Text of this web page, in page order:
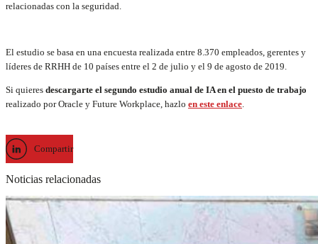
relacionadas con la seguridad.
El estudio se basa en una encuesta realizada entre 8.370 empleados, gerentes y
líderes de RRHH de 10 países entre el 2 de julio y el 9 de agosto de 2019.
Si quieres descargarte el segundo estudio anual de IA en el puesto de trabajo
realizado por Oracle y Future Workplace, hazlo en este enlace
Compartir
Noticias relacionadas